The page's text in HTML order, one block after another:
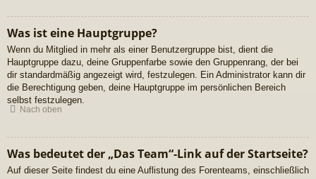
Was ist eine Hauptgruppe?
Wenn du Mitglied in mehr als einer Benutzergruppe bist, dient die
Hauptgruppe dazu, deine Gruppenfarbe sowie den Gruppenrang, der bei
dir standardmäßig angezeigt wird, festzulegen. Ein Administrator kann dir
die Berechtigung geben, deine Hauptgruppe im persönlichen Bereich
selbst festzulegen.
Nach oben
Was bedeutet der „Das Team“-Link auf der Startseite?
Auf dieser Seite findest du eine Auflistung des Forenteams, einschließlich